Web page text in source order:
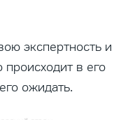
экспертность и
происходит в его
ожидать.